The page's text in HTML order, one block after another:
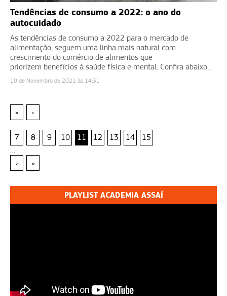
Tendências de consumo a 2022: o ano do
autocuidado
As tendências de consumo a 2022 para o mercado de
alimentação, seguem uma linha mais natural com
crescimento do comércio de alimentos que
priorizem benefícios à saúde física e mental. Confira abaixo...
10 de Novembro de 2021 às 14:31
«
‹
…
7
8 9 10 11 12 13 14
15
…
›
»
PLAYLIST ACADEMIA ASSAÍ